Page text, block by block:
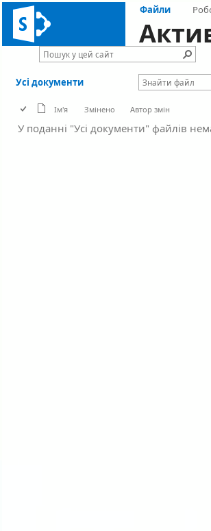
Файли
Усі документи
Ім'я Змінено Автор змін
У поданні "Усі документи" файлів